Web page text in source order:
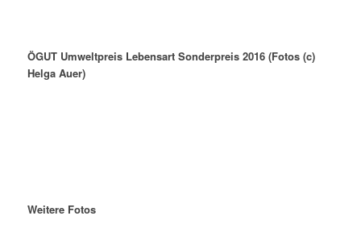
ÖGUT Umweltpreis Lebensart Sonderpreis 2016 (Fotos (c)
Helga Auer)
Weitere Fotos